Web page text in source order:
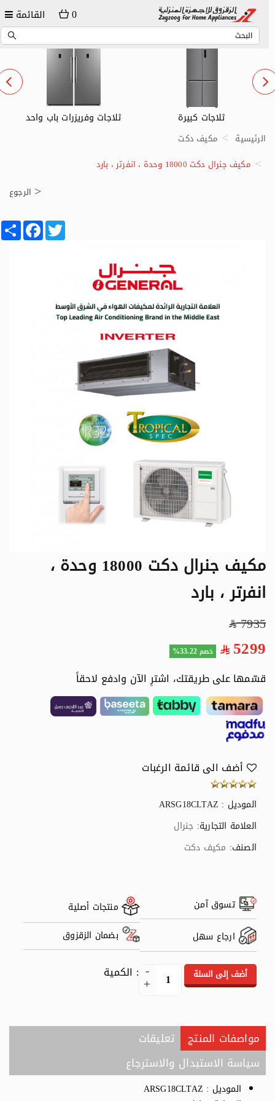
القائمة 0
ثلاجات كبيرة ثلاجات وفريزرات باب واحد
الرئيسية
مكيف دكت
مكيف جنرال دكت 18000 وحدة ، انفرتر ، بارد
الرجوع
Share
FacebookTwitter
مكيف جنرال دكت 18000 وحدة ،
انفرتر ، بارد
7935
5299 خصم33.22%
قسّمها على طريقتك، اشترِ الآن وادفع لاحقاً
أضف الى قائمة الرغبات
الموديل : ARSG18CLTAZ
العلامة التجارية: جنرال
الصنف: مكيف دكت
تسوق آمن
منتجات أصلية
ارجاع سهل
بضمان الزقزوق
: الكمية أضف إلى السلة
مواصفات المنتج
تعليقات
سياسة الاستبدال والاسترجاع
الموديل : ARSG18CLTAZ